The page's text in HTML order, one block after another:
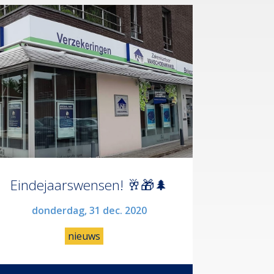
Eindejaarswensen! 🥂🎁🌲
donderdag, 31 dec. 2020
nieuws